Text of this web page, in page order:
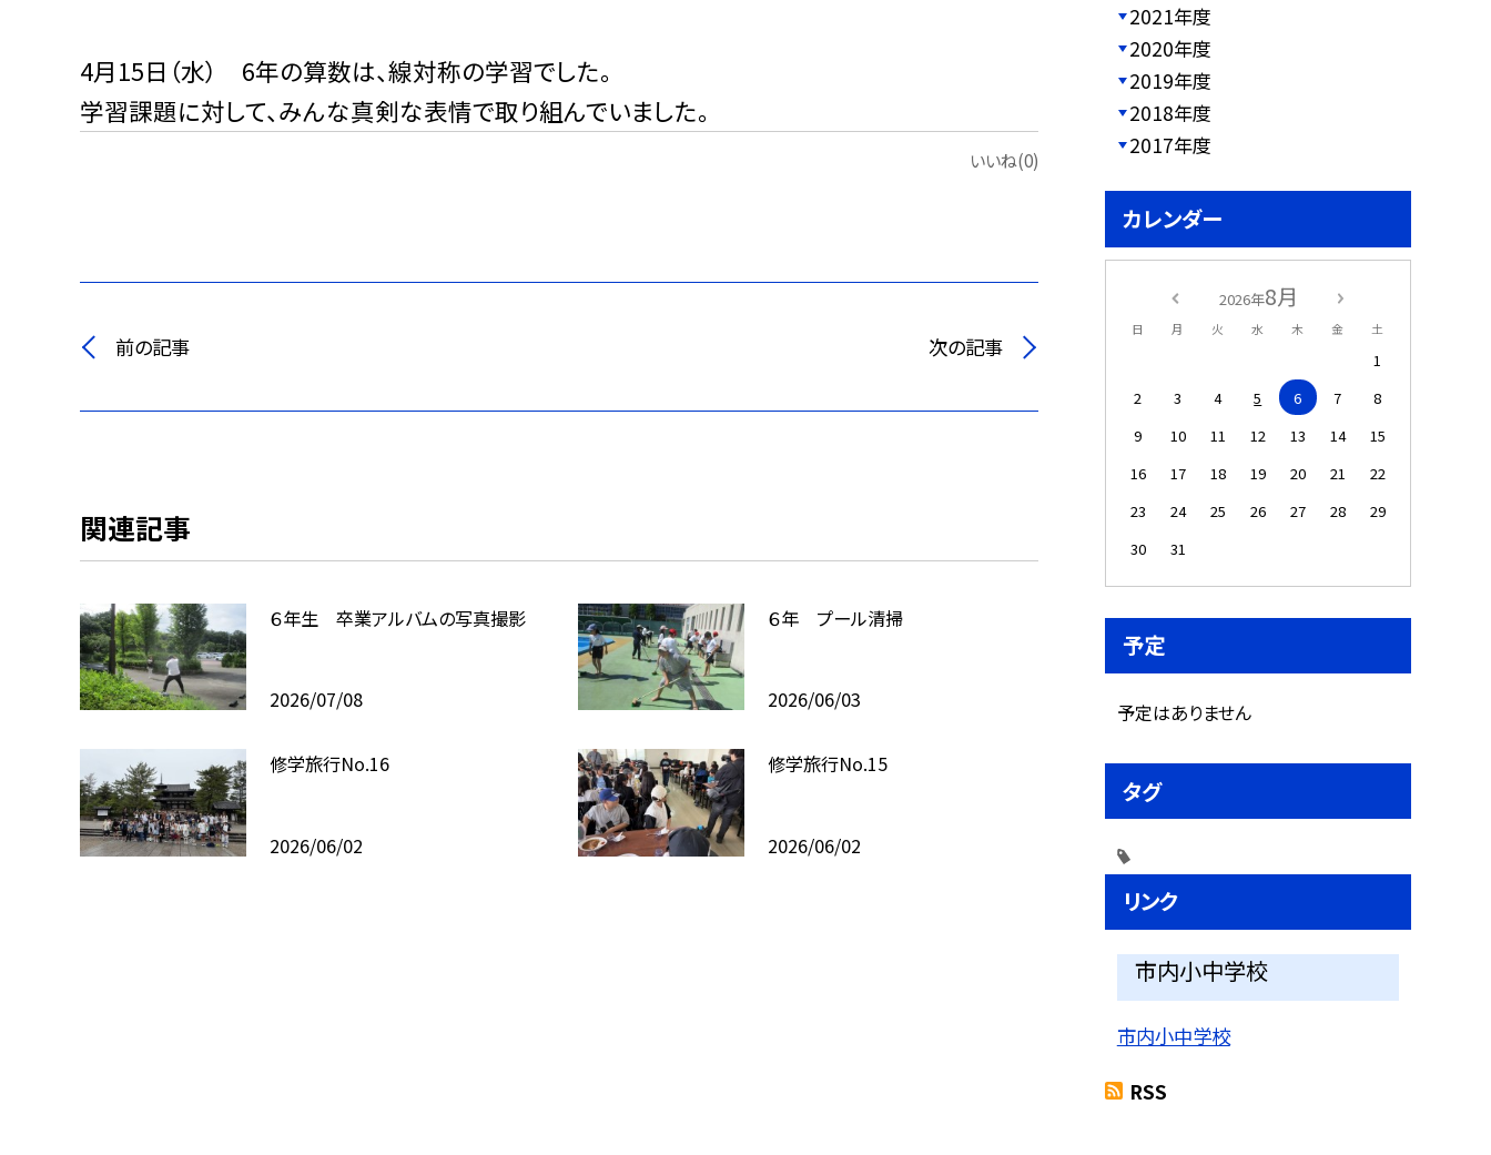
4月15日（水） 6年の算数は、線対称の学習でした。
学習課題に対して、みんな真剣な表情で取り組んでいました。
いいね(0)
前の記事 次の記事
関連記事
６年生 卒業アルバムの写真撮影
2026/07/08
６年 プール清掃
2026/06/03
修学旅行No.16
2026/06/02
修学旅行No.15
2026/06/02
2021年度
2020年度
2019年度
2018年度
2017年度
カレンダー
2026年8月
日 月 火 水 木 金 土
1
2
3 4 5 6 7
8
9
10 11 12 13 14
15
16
17 18 19 20 21
22
23
24 25 26 27 28
29
30
31
予定
予定はありません
タグ
リンク
市内小中学校
市内小中学校
RSS